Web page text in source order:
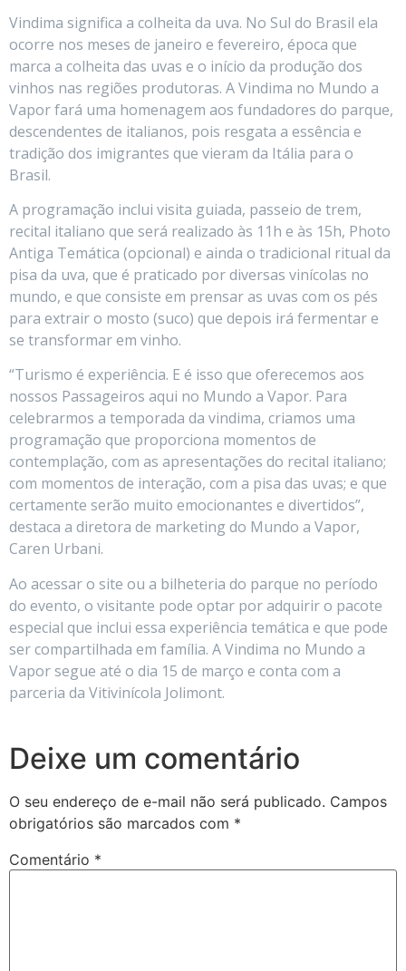
Vindima significa a colheita da uva. No Sul do Brasil ela
ocorre nos meses de janeiro e fevereiro, época que
marca a colheita das uvas e o início da produção dos
vinhos nas regiões produtoras. A Vindima no Mundo a
Vapor fará uma homenagem aos fundadores do parque,
descendentes de italianos, pois resgata a essência e
tradição dos imigrantes que vieram da Itália para o
Brasil.
A programação inclui visita guiada, passeio de trem,
recital italiano que será realizado às 11h e às 15h, Photo
Antiga Temática (opcional) e ainda o tradicional ritual da
pisa da uva, que é praticado por diversas vinícolas no
mundo, e que consiste em prensar as uvas com os pés
para extrair o mosto (suco) que depois irá fermentar e
se transformar em vinho.
“Turismo é experiência. E é isso que oferecemos aos
nossos Passageiros aqui no Mundo a Vapor. Para
celebrarmos a temporada da vindima, criamos uma
programação que proporciona momentos de
contemplação, com as apresentações do recital italiano;
com momentos de interação, com a pisa das uvas; e que
certamente serão muito emocionantes e divertidos”,
destaca a diretora de marketing do Mundo a Vapor,
Caren Urbani.
Ao acessar o site ou a bilheteria do parque no período
do evento, o visitante pode optar por adquirir o pacote
especial que inclui essa experiência temática e que pode
ser compartilhada em família. A Vindima no Mundo a
Vapor segue até o dia 15 de março e conta com a
parceria da Vitivinícola Jolimont.
Deixe um comentário
O seu endereço de e-mail não será publicado. Campos
obrigatórios são marcados com *
Comentário *